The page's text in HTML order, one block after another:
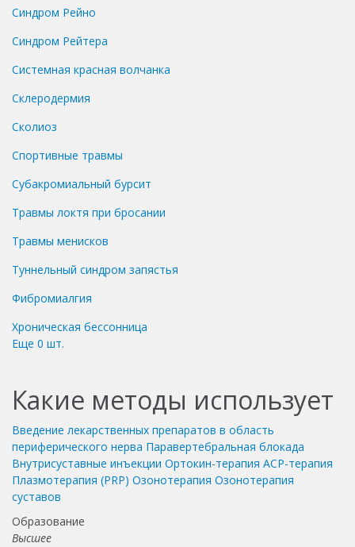
Синдром Рейно
Синдром Рейтера
Системная красная волчанка
Склеродермия
Сколиоз
Спортивные травмы
Субакромиальный бурсит
Травмы локтя при бросании
Травмы менисков
Туннельный синдром запястья
Фибромиалгия
Хроническая бессонница
Еще 0 шт.
Какие методы использует
Введение лекарственных препаратов в область
периферического нерва Паравертебральная блокада
Внутрисуставные инъекции Ортокин-терапия ACP-терапия
Плазмотерапия (PRP) Озонотерапия Озонотерапия
суставов
Образование
Высшее